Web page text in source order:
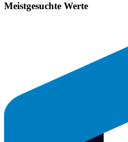
Meistgesuchte Werte